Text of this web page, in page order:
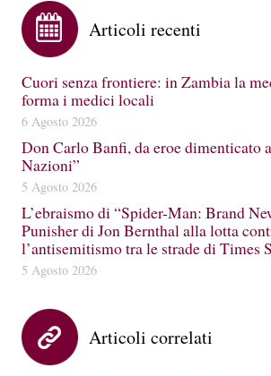
Articoli recenti
Cuori senza frontiere: in Zambia la
forma i medici locali
6 Agosto 2026
Don Carlo Banfi, da eroe dimenticato
Nazioni”
5 Agosto 2026
L’ebraismo di “Spider-Man: Brand
Punisher di Jon Bernthal alla lotta
l’antisemitismo tra le strade di Times
5 Agosto 2026
Articoli correlati